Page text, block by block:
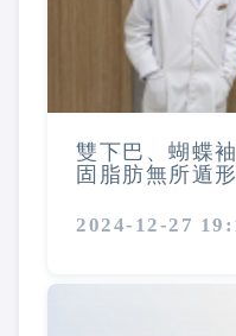
雙下巴、蝴蝶
固脂肪無所遁形
2024-12-27